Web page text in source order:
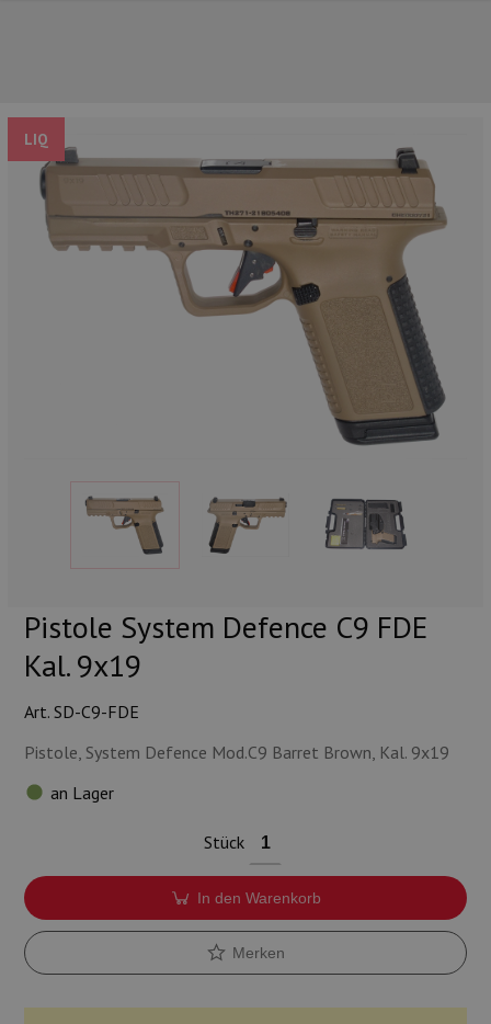
LIQ
Pistole System Defence C9 FDE
Kal. 9x19
Art. SD-C9-FDE
Pistole, System Defence Mod.C9 Barret Brown, Kal. 9x19
an Lager
Stück
In den Warenkorb
Merken
UNSERE TOP-MARKEN
Munition